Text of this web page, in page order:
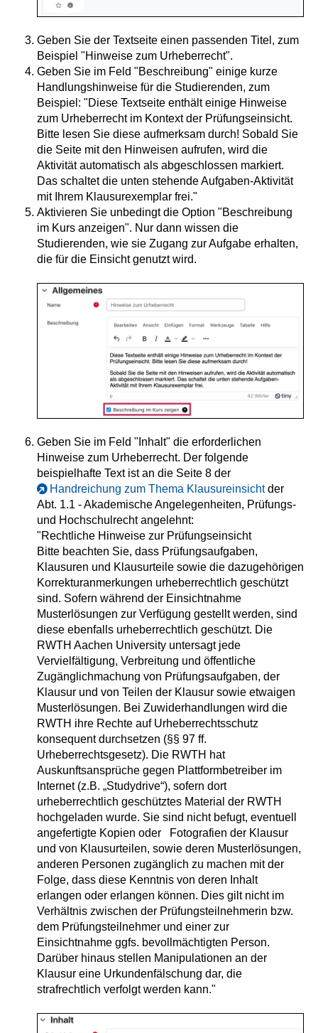
Geben Sie der Textseite einen passenden Titel, zum
Beispiel "Hinweise zum Urheberrecht".
Geben Sie im Feld "Beschreibung" einige kurze
Handlungshinweise für die Studierenden, zum
Beispiel: "Diese Textseite enthält einige Hinweise
zum Urheberrecht im Kontext der Prüfungseinsicht.
Bitte lesen Sie diese aufmerksam durch! Sobald Sie
die Seite mit den Hinweisen aufrufen, wird die
Aktivität automatisch als abgeschlossen markiert.
Das schaltet die unten stehende Aufgaben-Aktivität
mit Ihrem Klausurexemplar frei."
Aktivieren Sie unbedingt die Option "Beschreibung
im Kurs anzeigen". Nur dann wissen die
Studierenden, wie sie Zugang zur Aufgabe erhalten,
die für die Einsicht genutzt wird.
Geben Sie im Feld "Inhalt" die erforderlichen
Hinweise zum Urheberrecht. Der folgende
beispielhafte Text ist an die Seite 8 der
Handreichung zum Thema Klausureinsichtder
Abt. 1.1 - Akademische Angelegenheiten, Prüfungs-
und Hochschulrecht angelehnt:
"Rechtliche Hinweise zur Prüfungseinsicht
Bitte beachten Sie, dass Prüfungsaufgaben,
Klausuren und Klausurteile sowie die dazugehörigen
Korrekturanmerkungen urheberrechtlich geschützt
sind. Sofern während der Einsichtnahme
Musterlösungen zur Verfügung gestellt werden, sind
diese ebenfalls urheberrechtlich geschützt. Die
RWTH Aachen University untersagt jede
Vervielfältigung, Verbreitung und öffentliche
Zugänglichmachung von Prüfungsaufgaben, der
Klausur und von Teilen der Klausur sowie etwaigen
Musterlösungen. Bei Zuwiderhandlungen wird die
RWTH ihre Rechte auf Urheberrechtsschutz
konsequent durchsetzen (§§ 97 ff.
Urheberrechtsgesetz). Die RWTH hat
Auskunftsansprüche gegen Plattformbetreiber im
Internet (z.B. „Studydrive“), sofern dort
urheberrechtlich geschütztes Material der RWTH
hochgeladen wurde. Sie sind nicht befugt, eventuell
angefertigte Kopien oder Fotografien der Klausur
und von Klausurteilen, sowie deren Musterlösungen,
anderen Personen zugänglich zu machen mit der
Folge, dass diese Kenntnis von deren Inhalt
erlangen oder erlangen können. Dies gilt nicht im
Verhältnis zwischen der Prüfungsteilnehmerin bzw.
dem Prüfungsteilnehmer und einer zur
Einsichtnahme ggfs. bevollmächtigten Person.
Darüber hinaus stellen Manipulationen an der
Klausur eine Urkundenfälschung dar, die
strafrechtlich verfolgt werden kann."